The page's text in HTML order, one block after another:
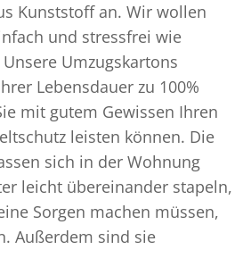
Kunststoff an. Wir wollen
und stressfrei wie
Umzugskartons
Lebensdauer zu 100%
mit gutem Gewissen Ihren
leisten können. Die
sich in der Wohnung
leicht übereinander stapeln,
Sorgen machen müssen,
Außerdem sind sie